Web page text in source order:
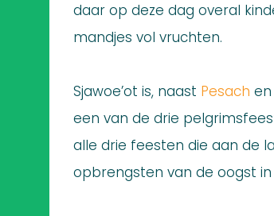
daar op deze dag overal
mandjes vol vruchten.
Sjawoe’ot is, naast Pesach en
een van de drie
alle drie feesten die aan de
opbrengsten van de oogst